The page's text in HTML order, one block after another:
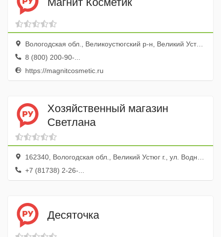
Вологодская обл., Великоустюгский р-н, Великий Устюг г., ул. Кузнецова, 16/60
8 (800) 200-90-...
https://magnitcosmetic.ru
Хозяйственный магазин
Светлана
162340, Вологодская обл., Великий Устюг г., ул. Водников, 79
+7 (81738) 2-26-...
Десяточка